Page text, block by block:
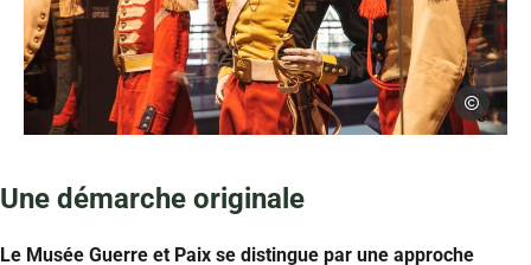
Musée Guerre et Paix à Novion-Porcien dans les Ardennes –
©Carl-
Une démarche originale
Le Musée Guerre et Paix se distingue par une approche